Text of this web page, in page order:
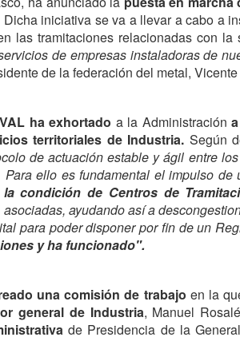
Dicha iniciativa se va a llevar a cabo a
las tramitaciones relacionadas con la
de empresas instaladoras de
de la federación del metal,
ha exhortado a la Administración
territoriales de Industria. Según
de actuación estable y ágil entre
ello es fundamental el impulso de
condición de Centros de
ayudando así a
para poder disponer por fin de un
y ha funcionado".
una comisión de trabajo en la
general de Industria, Manuel
de Presidencia de la